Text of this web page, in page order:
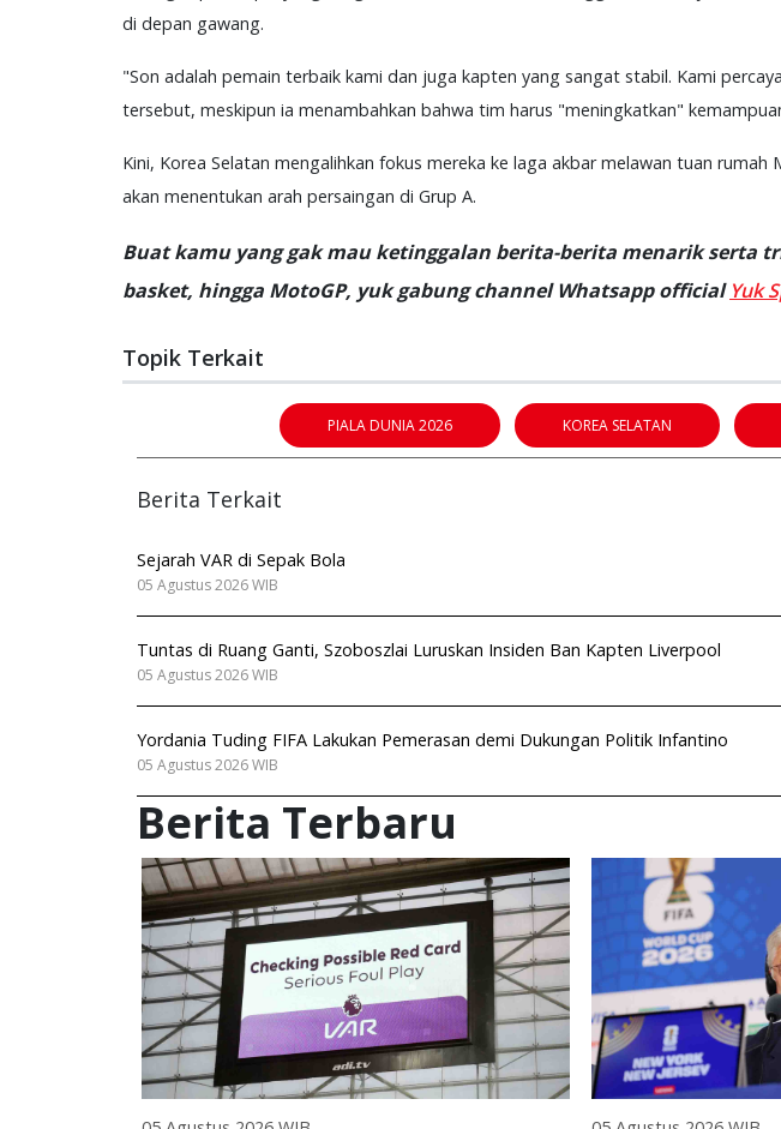
di depan gawang.
"Son adalah pemain terbaik kami dan juga kapten yang sangat stabil. Kami
tersebut, meskipun ia menambahkan bahwa tim harus "meningkatkan"
Kini, Korea Selatan mengalihkan fokus mereka ke laga akbar melawan tuan
akan menentukan arah persaingan di Grup A.
Buat kamu yang gak mau ketinggalan berita-berita menarik serta
basket, hingga MotoGP, yuk gabung channel Whatsapp official Yuk
Topik Terkait
PIALA DUNIA 2026 KOREA SELATAN
Berita Terkait
Sejarah VAR di Sepak Bola
05 Agustus 2026 WIB
Tuntas di Ruang Ganti, Szoboszlai Luruskan Insiden Ban Kapten Liverpool
05 Agustus 2026 WIB
Yordania Tuding FIFA Lakukan Pemerasan demi Dukungan Politik Infantino
05 Agustus 2026 WIB
Berita Terbaru